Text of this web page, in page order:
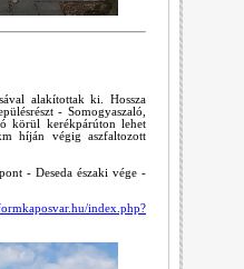
alakítottak ki. Hossza
- Somogyaszaló,
körül kerékpárúton lehet
híján végig aszfaltozott
- Deseda északi vége -
index.php?